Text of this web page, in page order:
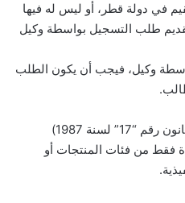
في دولة قطر، أو ليس له فيها
طلب التسجيل بواسطة وكيل
وكيل، فيجب أن يكون الطلب
فقط من فئات المنتجات أو